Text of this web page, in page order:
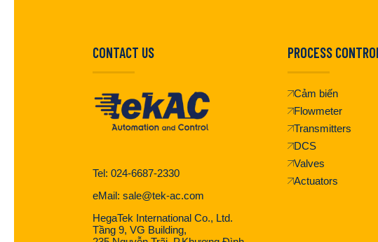
CONTACT US
Tel: 024-6687-2330
eMail: sale@tek-ac.com
HegaTek International Co., Ltd.
Tầng 9, VG Building,
PROCESS
Cảm biến
Flowmeter
Transmitters
DCS
Valves
Actuators